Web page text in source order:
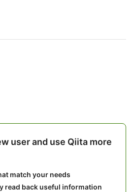
user and use Qiita more
match your needs
read back useful information